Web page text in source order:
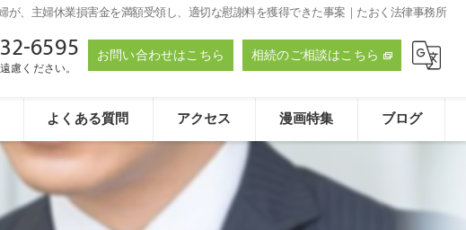
が、主婦休業損害金を満額受領し、適切な慰謝料を獲得できた事案｜たおく法律事務所
6595
慮ください。
お問い合わせはこちら 相続のご相談はこちら
よくある質問 アクセス
たおく法律事務所
漫画特集 ブログ